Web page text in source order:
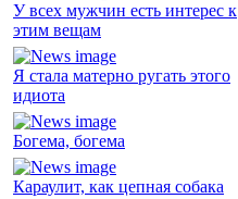
У всех мужчин есть интерес к
этим вещам
Я стала матерно ругать этого
идиота
Богема, богема
Караулит, как цепная собака